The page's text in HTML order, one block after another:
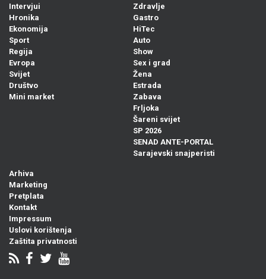
Intervjui
Hronika
Ekonomija
Sport
Regija
Evropa
Svijet
Društvo
Mini market
Zdravlje
Gastro
HiTec
Auto
Show
Sex i grad
Žena
Estrada
Zabava
Frljoka
Šareni svijet
SP 2026
SENAD ANTE-PORTAL
Sarajevski snajperisti
Arhiva
Marketing
Pretplata
Kontakt
Impressum
Uslovi korištenja
Zaštita privatnosti